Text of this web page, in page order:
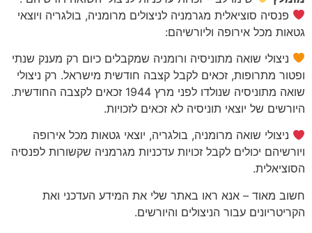
פנסיה סוציאלית מגרמניה לניצולים מרומניה, בולגריה ויוצאי
גטאות מכל אירופה וליורשיהם:
ניצולי שואה מתוניסיה ורומניה שמקבלים כיום רק מענק שנתי
ופטור מתרופות, זכאים לקבל קצבה חודשית מישראל. רק ניצולי
שואה מתוניסיה שנולדו לפני מרץ 1944 זכאים לקצבה החודשית.
היורשים של יוצאי תוניסיה לא זכאים לזכויות.
ניצולי שואה מרומניה, בולגריה, יוצאי גטאות מכל אירופה
ויורשיהם יכולים לקבל זכויות עדכניות מגרמניה שקשורות לפנסיה
הסוציאלית.
חשוב מאוד – אנא ראו באתר שלי את המידע העדכני ואת
הקריטריונים עבור הניצולים והיורשים.